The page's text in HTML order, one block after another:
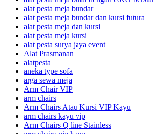
alat pesta meja bundar
alat pesta meja bundar dan kursi futura
alat pesta meja dan kursi
alat pesta meja kursi
alat pesta surya jaya event
Alat Prasmanan
alatpesta
aneka type sofa
arga sewa meja
Arm Chair VIP
arm chairs
Arm Chairs Atau Kursi VIP Kayu
arm chairs kayu vip
Arm Chairs Q line Stainless